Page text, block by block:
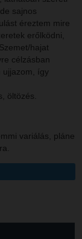
sajnos
éreztem mire
erőlködni,
hajat
célzásban
ujjazom, így
öltözés.
variálás, pláne